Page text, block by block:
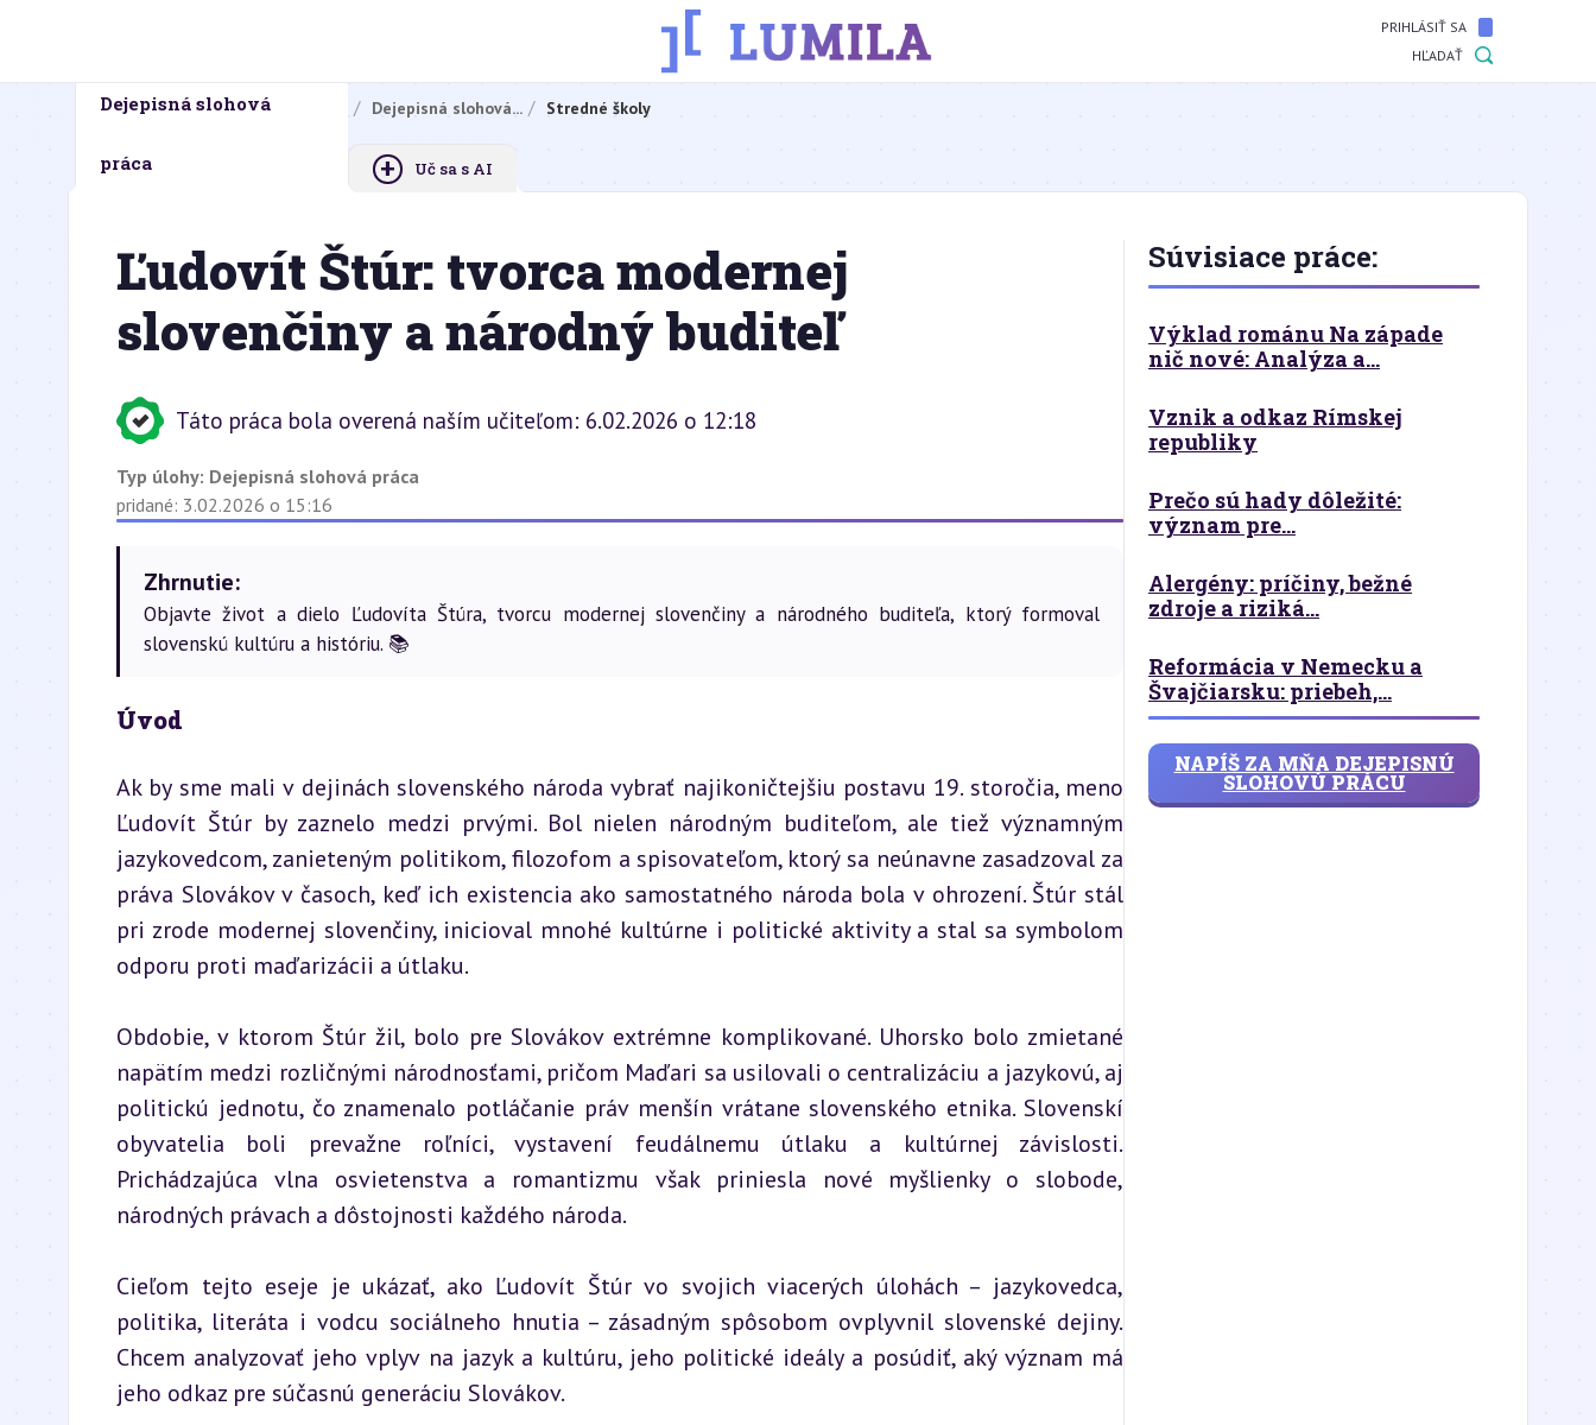
PRIHLÁSIŤ SA
HĽADAŤ
Domovská stránka Domáce úlohy Dejepisná slohová... Stredné školy
Dejepisná slohová
práca + Uč sa s AI
Ľudovít Štúr: tvorca modernej
slovenčiny a národný buditeľ
Táto práca bola overená naším učiteľom: 6.02.2026 o 12:18
Typ úlohy: Dejepisná slohová práca
pridané: 3.02.2026 o 15:16
Zhrnutie:
Objavte život a dielo Ľudovíta Štúra, tvorcu modernej slovenčiny a národného buditeľa, ktorý formoval
slovenskú kultúru a históriu. 📚
Úvod
Ak by sme mali v dejinách slovenského národa vybrať najikoničtejšiu postavu 19. storočia, meno
Ľudovít Štúr by zaznelo medzi prvými. Bol nielen národným buditeľom, ale tiež významným
jazykovedcom, zanieteným politikom, filozofom a spisovateľom, ktorý sa neúnavne zasadzoval za
práva Slovákov v časoch, keď ich existencia ako samostatného národa bola v ohrození. Štúr stál
pri zrode modernej slovenčiny, inicioval mnohé kultúrne i politické aktivity a stal sa symbolom
odporu proti maďarizácii a útlaku.
Obdobie, v ktorom Štúr žil, bolo pre Slovákov extrémne komplikované. Uhorsko bolo zmietané
napätím medzi rozličnými národnosťami, pričom Maďari sa usilovali o centralizáciu a jazykovú, aj
politickú jednotu, čo znamenalo potláčanie práv menšín vrátane slovenského etnika. Slovenskí
obyvatelia boli prevažne roľníci, vystavení feudálnemu útlaku a kultúrnej závislosti.
Prichádzajúca vlna osvietenstva a romantizmu však priniesla nové myšlienky o slobode,
národných právach a dôstojnosti každého národa.
Cieľom tejto eseje je ukázať, ako Ľudovít Štúr vo svojich viacerých úlohách – jazykovedca,
politika, literáta i vodcu sociálneho hnutia – zásadným spôsobom ovplyvnil slovenské dejiny.
Chcem analyzovať jeho vplyv na jazyk a kultúru, jeho politické ideály a posúdiť, aký význam má
jeho odkaz pre súčasnú generáciu Slovákov.
Súvisiace práce:
Výklad románu Na západe
nič nové: Analýza a...
Vznik a odkaz Rímskej
republiky
Prečo sú hady dôležité:
význam pre...
Alergény: príčiny, bežné
zdroje a riziká...
Reformácia v Nemecku a
Švajčiarsku: priebeh,...
NAPÍŠ ZA MŇA DEJEPISNÚ
SLOHOVÚ PRÁCU